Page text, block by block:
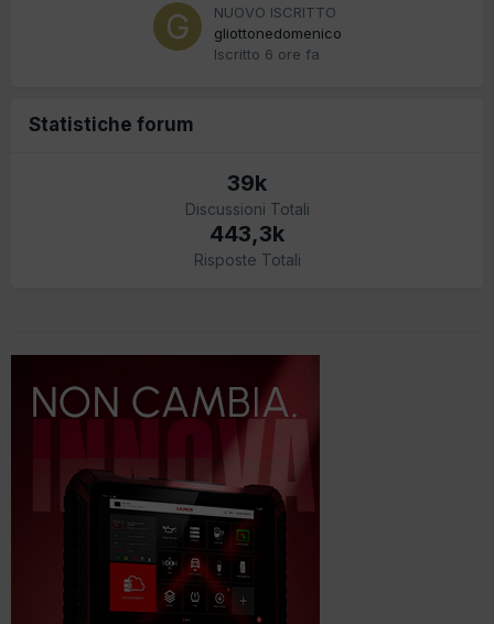
NUOVO ISCRITTO
gliottonedomenico
Iscritto 6 ore fa
Statistiche forum
39k
Discussioni Totali
443,3k
Risposte Totali